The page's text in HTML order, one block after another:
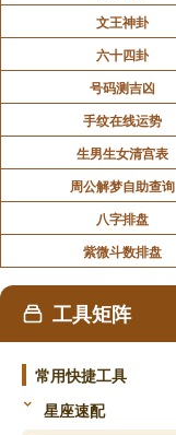
文王神卦
六十四卦
号码测吉凶
手纹在线运势
生男生女清宫表
周公解梦自助查询
八字排盘
紫微斗数排盘
工具矩阵
常用快捷工具
星座速配